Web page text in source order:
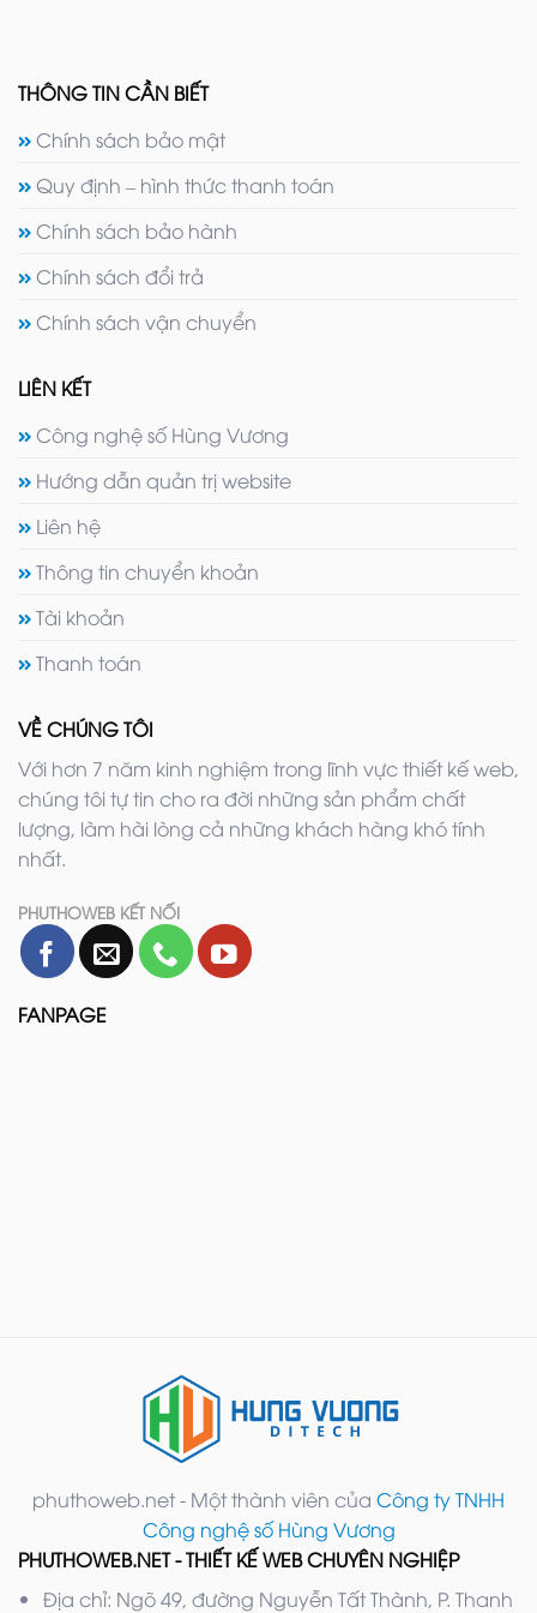
THÔNG TIN CẦN BIẾT
Chính sách bảo mật
Quy định – hình thức thanh toán
Chính sách bảo hành
Chính sách đổi trả
Chính sách vận chuyển
LIÊN KẾT
Công nghệ số Hùng Vương
Hướng dẫn quản trị website
Liên hệ
Thông tin chuyển khoản
Tài khoản
Thanh toán
VỀ CHÚNG TÔI
Với hơn 7 năm kinh nghiệm trong lĩnh vực thiết kế web,
chúng tôi tự tin cho ra đời những sản phẩm chất
lượng, làm hài lòng cả những khách hàng khó tính
nhất.
PHUTHOWEB KẾT NỐI
FANPAGE
phuthoweb.net - Một thành viên của Công ty TNHH
Công nghệ số Hùng Vương
PHUTHOWEB.NET - THIẾT KẾ WEB CHUYÊN NGHIỆP
Địa chỉ: Ngõ 49, đường Nguyễn Tất Thành, P. Thanh